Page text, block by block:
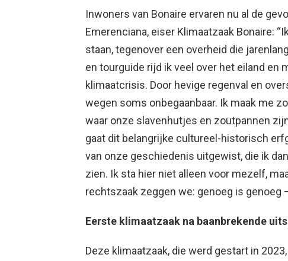
Inwoners van Bonaire ervaren nu al de
Emerenciana, eiser Klimaatzaak Bonaire:
staan, tegenover een overheid die
en tourguide rijd ik veel over het eiland en
klimaatcrisis. Door hevige regenval en
wegen soms onbegaanbaar. Ik maak me
waar onze slavenhutjes en zoutpannen
gaat dit belangrijke cultureel-historisch
van onze geschiedenis uitgewist, die ik
zien. Ik sta hier niet alleen voor mezelf,
rechtszaak zeggen we: genoeg is genoeg
Eerste klimaatzaak na baanbrekende
Deze klimaatzaak, die werd gestart in